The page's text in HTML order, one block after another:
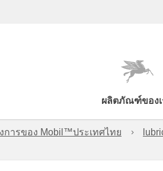
ผลิตภัณฑ์ของเ
ารของ Mobil™ประเทศไทย